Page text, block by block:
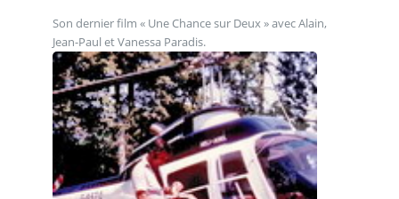
Son dernier film « Une Chance sur Deux » avec Alain,
Jean-Paul et Vanessa Paradis.